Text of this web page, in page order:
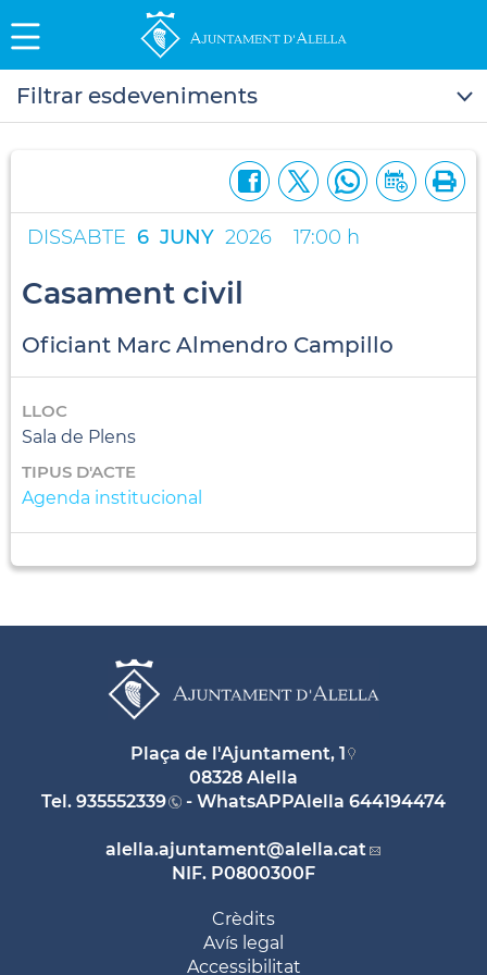
Filtrar esdeveniments
DISSABTE 6 JUNY 2026 17:00 h
Casament civil
Oficiant Marc Almendro Campillo
LLOC
Sala de Plens
TIPUS D'ACTE
Agenda institucional
Plaça de l'Ajuntament, 1
08328 Alella
Tel. 935552339 - WhatsAPPAlella 644194474
alella.ajuntament@alella.cat
NIF. P0800300F
Crèdits
Avís legal
Accessibilitat